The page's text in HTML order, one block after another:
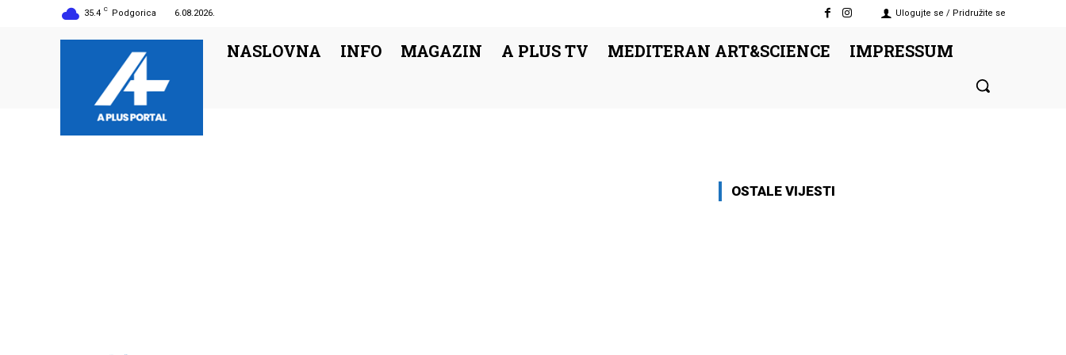
35.4 C Podgorica 6.08.2026. Ulogujte se / Pridružite se
NASLOVNA INFO MAGAZIN A PLUS TV MEDITERAN ART&SCIENCE IMPRESSUM
OSTALE VIJESTI